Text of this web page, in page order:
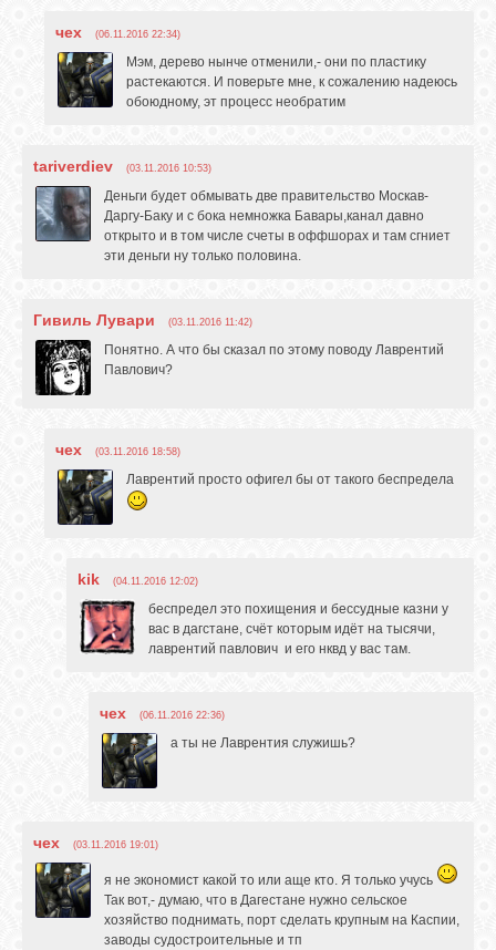
чех (06.11.2016 22:34)
Мэм, дерево нынче отменили,- они по пластику
растекаются. И поверьте мне, к сожалению надеюсь
обоюдному, эт процесс необратим
tariverdiev (03.11.2016 10:53)
Деньги будет обмывать две правительство Москав-
Даргу-Баку и с бока немножка Бавары,канал давно
открыто и в том числе счеты в оффшорах и там сгниет
эти деньги ну только половина.
Гивиль Лувари (03.11.2016 11:42)
Понятно. А что бы сказал по этому поводу Лаврентий
Павлович?
чех (03.11.2016 18:58)
Лаврентий просто офигел бы от такого беспредела
kik (04.11.2016 12:02)
беспредел это похищения и бессудные казни у
вас в дагстане, счёт которым идёт на тысячи,
лаврентий павлович и его нквд у вас там.
чех (06.11.2016 22:36)
а ты не Лаврентия служишь?
чех (03.11.2016 19:01)
я не экономист какой то или аще кто. Я только учусь
Так вот,- думаю, что в Дагестане нужно сельское
хозяйство поднимать, порт сделать крупным на Каспии,
заводы судостроительные и тп